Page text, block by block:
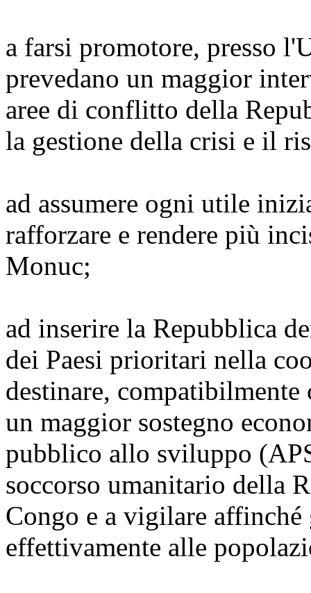
a farsi promotore, presso
prevedano un maggior
aree di conflitto della
la gestione della crisi e il
ad assumere ogni utile
rafforzare e rendere più
Monuc;
ad inserire la Repubblica
dei Paesi prioritari nella
destinare,
un maggior sostegno
pubblico allo sviluppo
soccorso umanitario della
Congo e a vigilare
effettivamente alle